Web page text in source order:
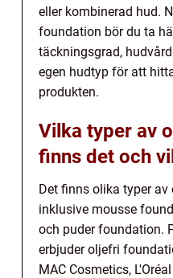
eller kombinerad hud.
foundation bör du ta
täckningsgrad,
egen hudtyp för att
produkten.
Vilka typer av
finns det och
Det finns olika typer
inklusive mousse
och puder foundation.
erbjuder oljefri
MAC Cosmetics,